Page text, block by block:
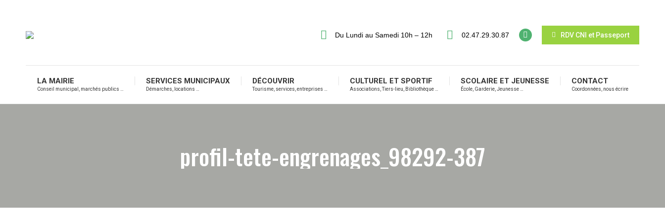
Du Lundi au Samedi 10h – 12h 02.47.29.30.87 RDV CNI et Passeport
LA MAIRIE
Conseil municipal, marchés publics …
SERVICES MUNICIPAUX
Démarches, locations …
DÉCOUVRIR
Tourisme, services, entreprises …
CULTUREL ET SPORTIF
Associations, Tiers-lieu, Bibliothèque …
SCOLAIRE ET JEUNESSE
École, Garderie, Jeunesse …
CONTACT
Coordonnées, nous écrire
profil-tete-engrenages_98292-387